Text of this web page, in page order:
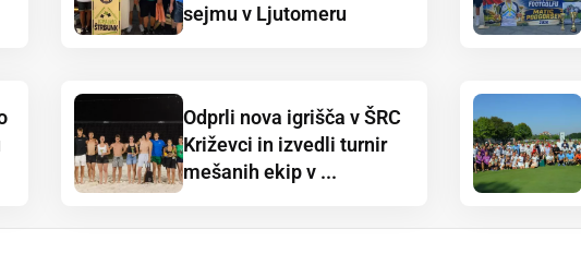
sejmu v Ljutomeru
Odprli nova igrišča v ŠRC
Križevci in izvedli turnir
mešanih ekip v ...